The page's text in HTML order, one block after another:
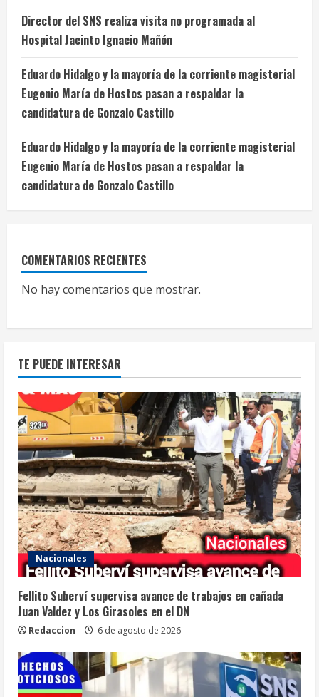
Director del SNS realiza visita no programada al
Hospital Jacinto Ignacio Mañón
Eduardo Hidalgo y la mayoría de la corriente magisterial
Eugenio María de Hostos pasan a respaldar la
candidatura de Gonzalo Castillo
Eduardo Hidalgo y la mayoría de la corriente magisterial
Eugenio María de Hostos pasan a respaldar la
candidatura de Gonzalo Castillo
COMENTARIOS RECIENTES
No hay comentarios que mostrar.
TE PUEDE INTERESAR
Nacionales
Fellito Suberví supervisa avance de trabajos en cañada
Juan Valdez y Los Girasoles en el DN
Redaccion 6 de agosto de 2026